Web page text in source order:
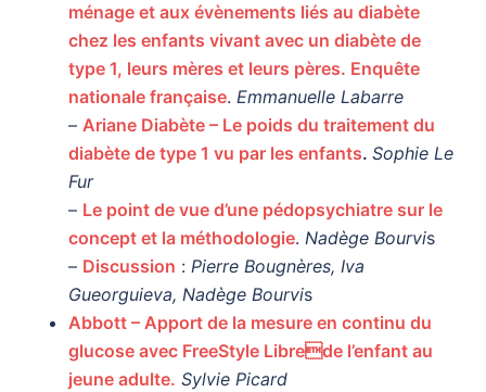
ménage et aux évènements liés au diabète
chez les enfants vivant avec un diabète de
type 1, leurs mères et leurs pères. Enquête
nationale française. Emmanuelle Labarre
– Ariane Diabète – Le poids du traitement du
diabète de type 1 vu par les enfants. Sophie Le
Fur
– Le point de vue d’une pédopsychiatre sur le
concept et la méthodologie. Nadège Bourvis
– Discussion : Pierre Bougnères, Iva
Gueorguieva, Nadège Bourvis
Abbott – Apport de la mesure en continu du
glucose avec FreeStyle Librede l’enfant au
jeune adulte. Sylvie Picard